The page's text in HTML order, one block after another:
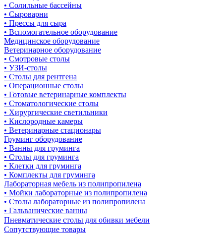
• Солильные бассейны
• Сыроварни
• Прессы для сыра
• Вспомогательное оборудование
Медицинское оборудование
Ветеринарное оборудование
• Смотровые столы
• УЗИ-столы
• Столы для рентгена
• Операционные столы
• Готовые ветеринарные комплекты
• Стоматологические столы
• Хирургические светильники
• Кислородные камеры
• Ветеринарные стационары
Груминг оборудование
• Ванны для груминга
• Столы для груминга
• Клетки для груминга
• Комплекты для груминга
Лабораторная мебель из полипропилена
• Мойки лабораторные из полипропилена
• Столы лабораторные из полипропилена
• Гальванические ванны
Пневматические столы для обивки мебели
Сопутствующие товары